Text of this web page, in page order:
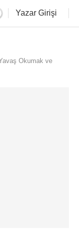
Yazar Girişi
Okumak ve